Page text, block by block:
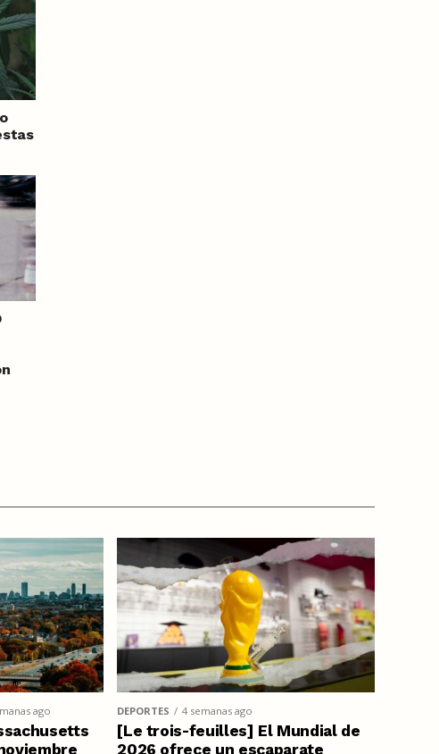
ago DEPORTES 4 semanas ago
[Le trois-feuilles] El Mundial de
2026 ofrece un escaparate